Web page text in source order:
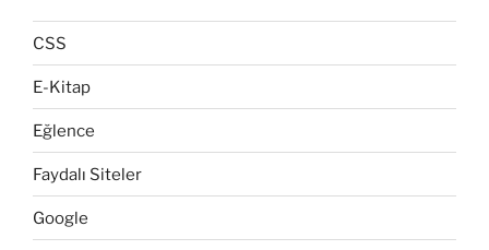
CSS
E-Kitap
Eğlence
Faydalı Siteler
Google